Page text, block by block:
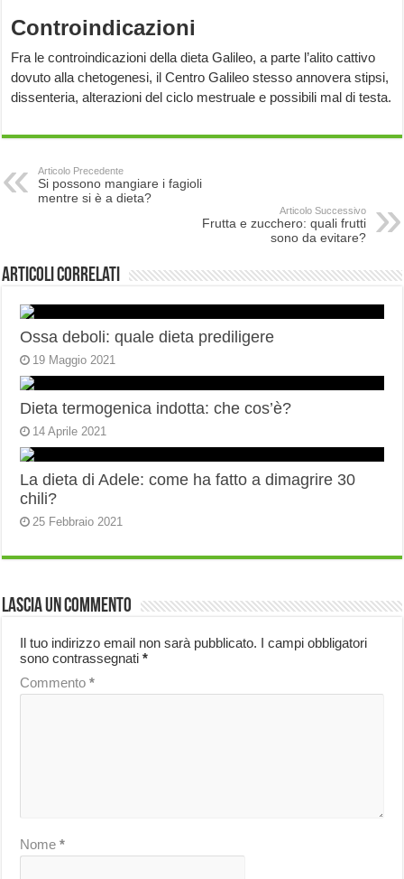
Controindicazioni
Fra le controindicazioni della dieta Galileo, a parte l’alito cattivo
dovuto alla chetogenesi, il Centro Galileo stesso annovera stipsi,
dissenteria, alterazioni del ciclo mestruale e possibili mal di testa.
Articolo Precedente
Si possono mangiare i fagioli
mentre si è a dieta?
Articolo Successivo
Frutta e zucchero: quali frutti
sono da evitare?
Articoli correlati
Ossa deboli: quale dieta prediligere
19 Maggio 2021
Dieta termogenica indotta: che cos’è?
14 Aprile 2021
La dieta di Adele: come ha fatto a dimagrire 30
chili?
25 Febbraio 2021
Lascia un commento
Il tuo indirizzo email non sarà pubblicato. I campi obbligatori
sono contrassegnati*
Commento*
Nome*